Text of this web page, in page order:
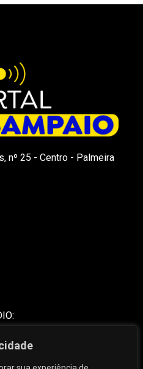
nº 25 - Centro - Palmeira